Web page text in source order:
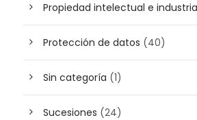
Propiedad intelectual e
Protección de datos (40)
Sin categoría (1)
Sucesiones (24)